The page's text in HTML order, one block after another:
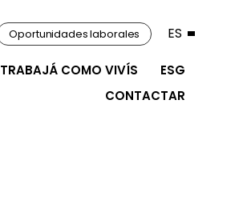
TRABAJÁ COMO VIVÍS
ESG
CONTACTAR
Oportunidades laborales ES